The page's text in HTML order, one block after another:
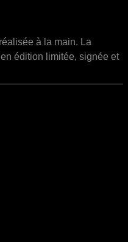
à la main. La
édition limitée, signée et